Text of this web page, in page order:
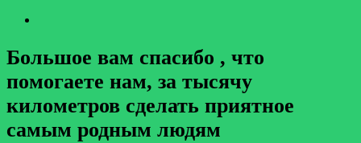
Большое вам спасибо , что
помогаете нам, за тысячу
километров сделать приятное
самым родным людям